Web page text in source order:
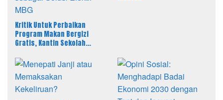
Kritik Untuk Perbaikan
Program Makan Bergizi
Gratis, Kantin Sekolah